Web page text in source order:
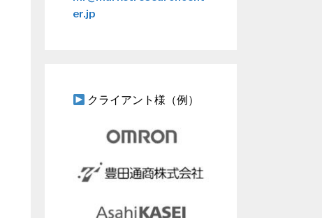
er.jp
クライアント様（例）